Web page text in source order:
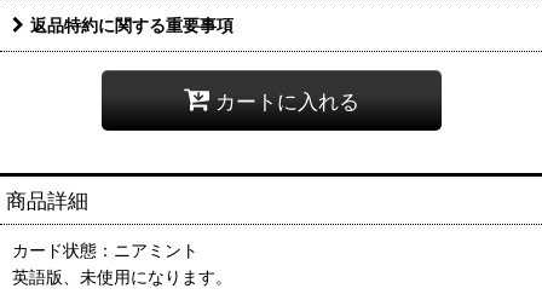
返品特約に関する重要事項
カートに入れる
商品詳細
カード状態：ニアミント
英語版、未使用になります。